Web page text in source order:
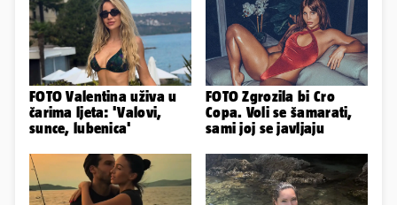
FOTO Valentina uživa u
čarima ljeta: 'Valovi,
sunce, lubenica'
FOTO Zgrozila bi Cro
Copa. Voli se šamarati,
sami joj se javljaju